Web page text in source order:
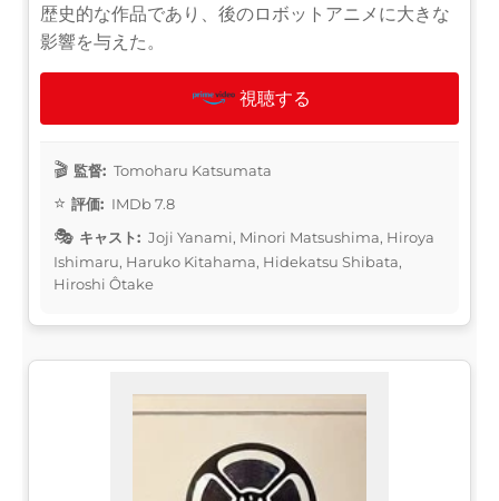
歴史的な作品であり、後のロボットアニメに大きな
影響を与えた。
視聴する
監督: Tomoharu Katsumata
評価: IMDb 7.8
キャスト: Joji Yanami, Minori Matsushima, Hiroya
Ishimaru, Haruko Kitahama, Hidekatsu Shibata,
Hiroshi Ôtake